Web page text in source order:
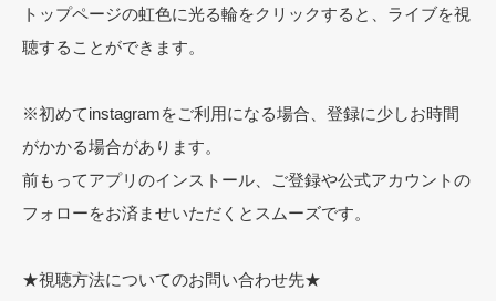
トップページの虹色に光る輪をクリックすると、ライブを視
聴することができます。
※初めてinstagramをご利用になる場合、登録に少しお時間
がかかる場合があります。
前もってアプリのインストール、ご登録や公式アカウントの
フォローをお済ませいただくとスムーズです。
★視聴方法についてのお問い合わせ先★